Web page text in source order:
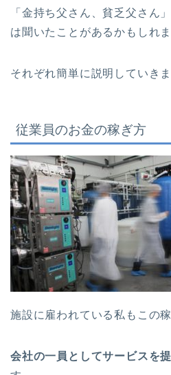
「金持ち父さん、貧乏父さん
は聞いたことがあるかもしれま
それぞれ簡単に説明していきま
従業員のお金の稼ぎ方
施設に雇われている私もこの
会社の一員としてサービスを